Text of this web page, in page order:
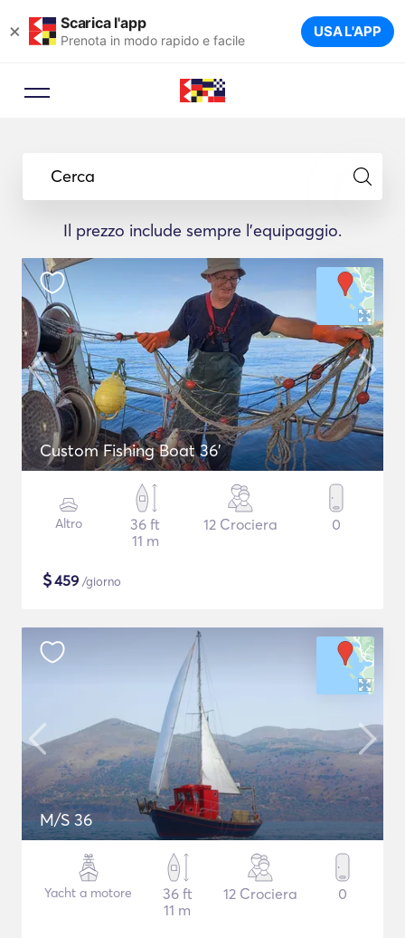
× Scarica l'app
Prenota in modo rapido e facile USA L'APP
Cerca
Il prezzo include sempre l'equipaggio.
Custom Fishing Boat 36'
Altro
36 ft
11 m
12 Crociera 0
$459 /giorno
M/S 36
Yacht a motore
36 ft
11 m
12 Crociera 0